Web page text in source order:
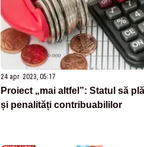
24 apr. 2023, 05:17
Proiect „mai altfel”: Statul să
și penalități contribuabililor